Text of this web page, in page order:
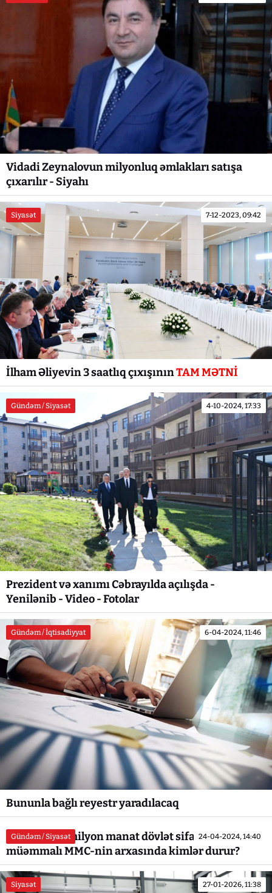
Vidadi Zeynalovun milyonluq əmlakları satışa
çıxarılır - Siyahı
Siyasət 7-12-2023, 09:42
İlham Əliyevin 3 saatlıq çıxışınınTAM MƏTNİ
Gündəm / Siyasət 4-10-2024, 17:33
Prezident və xanımı Cəbrayılda açılışda -
Yenilənib - Video - Fotolar
Gündəm / İqtisadiyyat 6-04-2024, 11:46
Bununla bağlı reyestr yaradılacaq
Gündəm / Siyasət 24-04-2024, 14:40
Beş ayda 67 milyon manat dövlət sifarişi verilmiş
müəmmalı MMC-nin arxasında kimlər durur?
Siyasət 27-01-2026, 11:38